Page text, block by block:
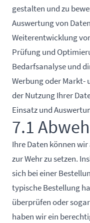
gestalten und zu
Auswertung von
Weiterentwicklung
Prüfung und
Bedarfsanalyse und
Werbung oder Markt-
der Nutzung Ihrer
Einsatz und
7.1
Ihre Daten können
zur Wehr zu setzen.
sich bei einer
typische Bestellung
überprüfen oder
haben wir ein